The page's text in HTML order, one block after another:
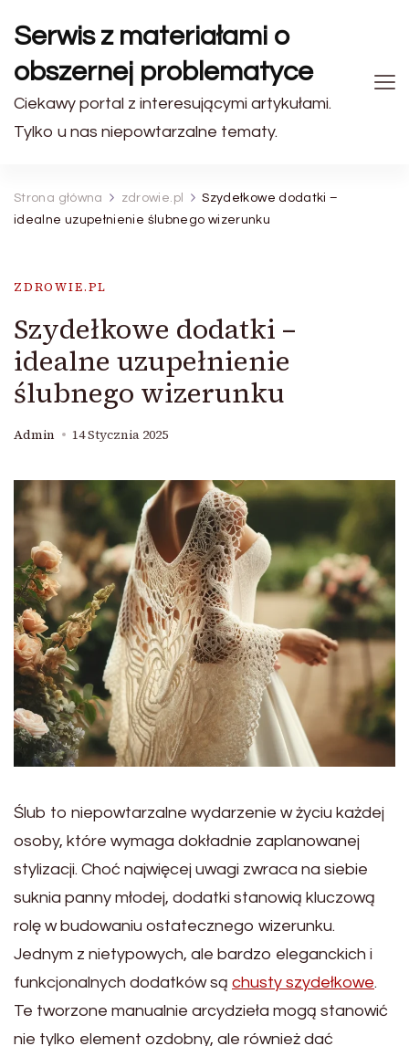
Serwis z materiałami o
obszernej problematyce
Ciekawy portal z interesującymi artykułami.
Tylko u nas niepowtarzalne tematy.
Strona główna zdrowie.pl
Szydełkowe dodatki –
idealne uzupełnienie ślubnego wizerunku
ZDROWIE.PL
Szydełkowe dodatki –
idealne uzupełnienie
ślubnego wizerunku
Admin 14 Stycznia 2025
Ślub to niepowtarzalne wydarzenie w życiu każdej
osoby, które wymaga dokładnie zaplanowanej
stylizacji. Choć najwięcej uwagi zwraca na siebie
suknia panny młodej, dodatki stanowią kluczową
rolę w budowaniu ostatecznego wizerunku.
Jednym z nietypowych, ale bardzo eleganckich i
funkcjonalnych dodatków są chusty szydełkowe.
Te tworzone manualnie arcydzieła mogą stanowić
nie tylko element ozdobny, ale również dać